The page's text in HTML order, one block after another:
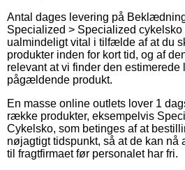
Antal dages levering på
Specialized > Specialized
ualmindeligt vital i tilfælde af at du
produkter inden for kort tid, og af
relevant at vi finder den estimerede
pågældende produkt.
En masse online outlets lover 1
række produkter, eksempelvis
Cykelsko, som betinges af at
nøjagtigt tidspunkt, så at de kan nå
til fragtfirmaet før personalet har fri.